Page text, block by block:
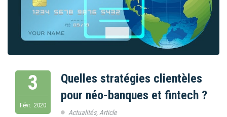
3
Févr. 2020
Quelles stratégies clientèles
pour néo-banques et fintech ?
Actualités, Article